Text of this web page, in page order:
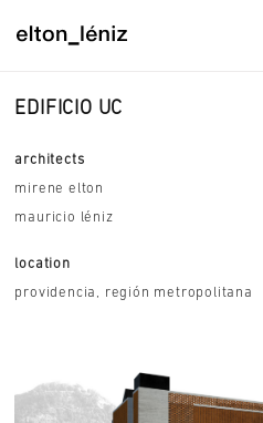
EDIFICIO UC
architects
mirene elton
mauricio léniz
location
providencia, región metropolitana